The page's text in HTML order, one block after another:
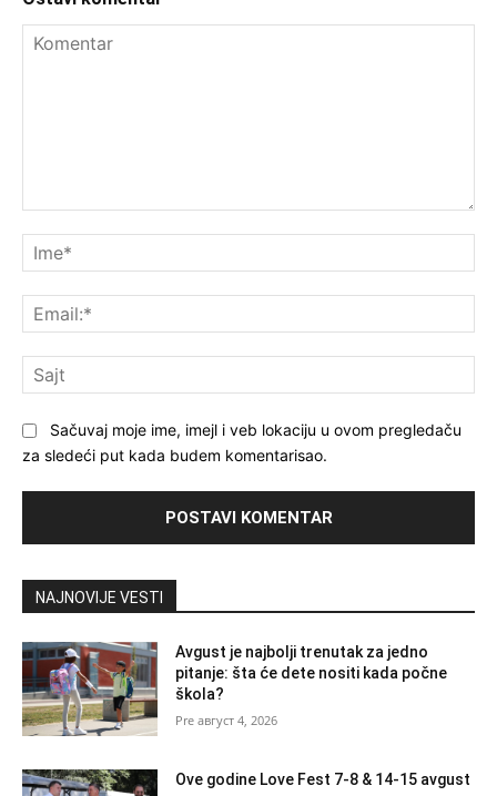
Sačuvaj moje ime, imejl i veb lokaciju u ovom pregledaču
za sledeći put kada budem komentarisao.
NAJNOVIJE VESTI
Avgust je najbolji trenutak za jedno
pitanje: šta će dete nositi kada počne
škola?
август 4, 2026
Ove godine Love Fest 7-8 & 14-15 avgust